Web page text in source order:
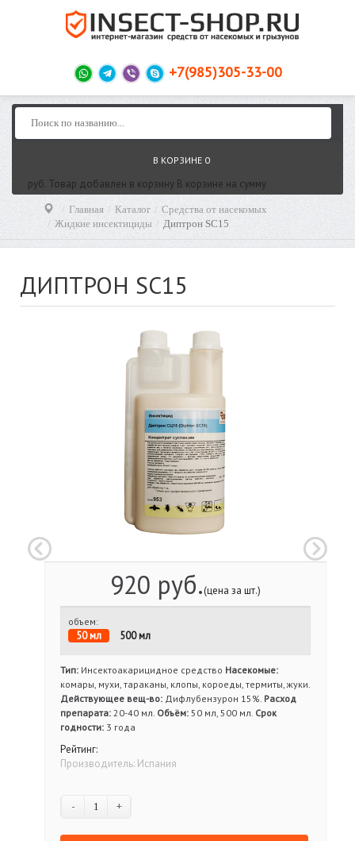
+7(985)305-33-00
В КОРЗИНЕ 0
руб. Товар добавлен в корзину В корзине на сумму
Главная Каталог
Средства от насекомых
Жидкие инсектициды
Диптрон SC15
ДИПТРОН SC15
920 руб.(цена за шт.)
объем:
50 мл 500 мл
Тип: Инсектоакарицидное средство Насекомые:
комары, мухи, тараканы, клопы, короеды, термиты, жуки.
Действующее вещ-во: Дифлубензурон 15%. Расход
препарата: 20-40 мл. Объём: 50 мл, 500 мл. Срок
годности: 3 года
Рейтинг:
Производитель: Испания
- +